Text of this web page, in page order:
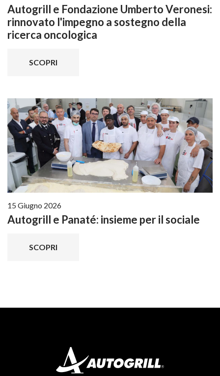
Autogrill e Fondazione Umberto Veronesi:
rinnovato l'impegno a sostegno della
ricerca oncologica
SCOPRI
15 Giugno 2026
Autogrill e Panaté: insieme per il sociale
SCOPRI